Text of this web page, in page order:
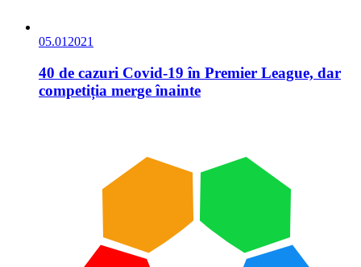
05.01 2021
40 de cazuri Covid-19 în Premier League, dar
competiția merge înainte